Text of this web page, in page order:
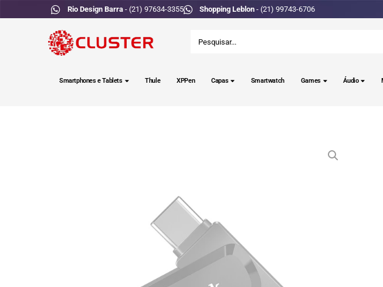
Rio Design Barra- (21) 97634-3355 Shopping Leblon - (21) 99743-6706
Smartphones e Tablets Thule XPPen Capas Smartwatch Games Áudio